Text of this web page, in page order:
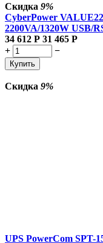
Скидка 9%
CyberPower
2200VA/1320W USB/
34 612 Р 31 465 Р
+
−
Купить
Скидка 9%
UPS PowerCom SPT-